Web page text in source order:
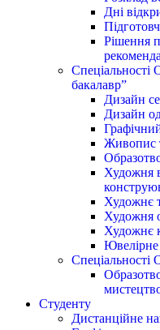
Дні
Рішення
бакалавр”
Дизайн
Дизайн
Живопис
Художня
Художнє
Художня
Художнє
Спеціальності
Студенту
Дистанційне